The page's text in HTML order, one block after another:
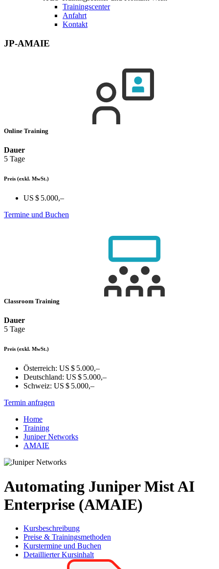
Trainingscenter
Anfahrt
Kontakt
JP-AMAIE
Online Training
Dauer
5 Tage
Preis (exkl. MwSt.)
US $ 5.000,–
Termine und Buchen
Classroom Training
Dauer
5 Tage
Preis (exkl. MwSt.)
Österreich: US $ 5.000,–
Deutschland: US $ 5.000,–
Schweiz: US $ 5.000,–
Termin anfragen
Home
Training
Juniper Networks
AMAIE
Automating Juniper Mist AI
Enterprise (AMAIE)
Kursbeschreibung
Preise & Trainingsmethoden
Kurstermine und Buchen
Detaillierter Kursinhalt